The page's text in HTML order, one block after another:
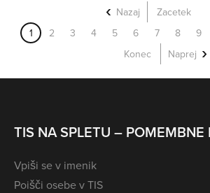
Nazaj
Zacetek
1
2 3 4 5 6 7 8 9
Konec
Naprej
TIS NA SPLETU – POMEMBNE
Vpiši se v imenik
Poišči osebe v TIS